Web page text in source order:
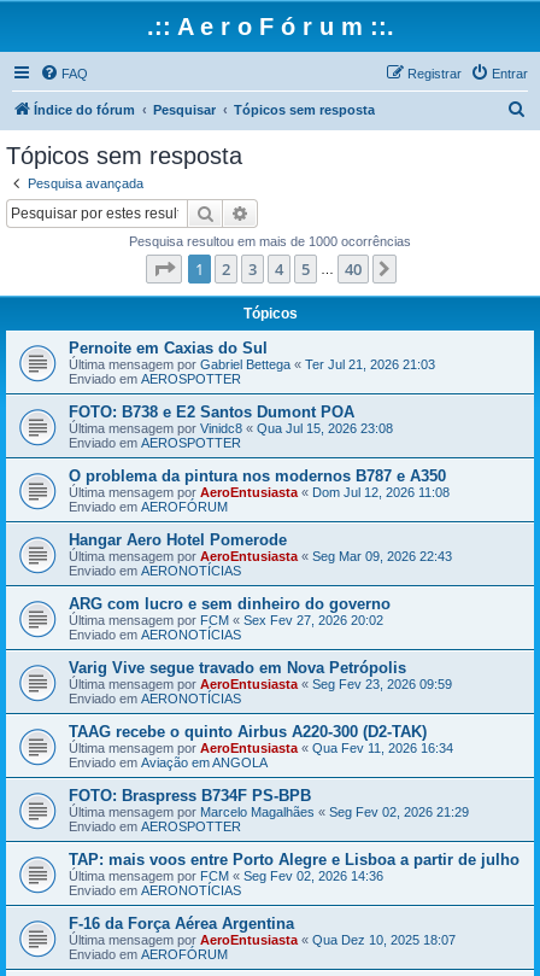
.:: A e r o F ó r u m ::.
FAQ Entrar
Registrar
Índice do fórum Pesquisar Tópicos sem resposta
Tópicos sem resposta
Pesquisa avançada
Pesquisar
Pesquisa resultou em mais de 1000 ocorrências
Página de 40
1 2 3 4 5 40
Tópicos
Pernoite em Caxias do Sul
Última mensagem por Gabriel Bettega « Ter Jul 21, 2026 21:03
Enviado em AEROSPOTTER
FOTO: B738 e E2 Santos Dumont POA
Última mensagem por Vinidc8 « Qua Jul 15, 2026 23:08
Enviado em AEROSPOTTER
O problema da pintura nos modernos B787 e A350
Última mensagem por AeroEntusiasta « Dom Jul 12, 2026 11:08
Enviado em AEROFÓRUM
Hangar Aero Hotel Pomerode
Última mensagem por AeroEntusiasta « Seg Mar 09, 2026 22:43
Enviado em AERONOTÍCIAS
ARG com lucro e sem dinheiro do governo
Última mensagem por FCM « Sex Fev 27, 2026 20:02
Enviado em AERONOTÍCIAS
Varig Vive segue travado em Nova Petrópolis
Última mensagem por AeroEntusiasta « Seg Fev 23, 2026 09:59
Enviado em AERONOTÍCIAS
TAAG recebe o quinto Airbus A220-300 (D2-TAK)
Última mensagem por AeroEntusiasta « Qua Fev 11, 2026 16:34
Enviado em Aviação em ANGOLA
FOTO: Braspress B734F PS-BPB
Última mensagem por Marcelo Magalhães « Seg Fev 02, 2026 21:29
Enviado em AEROSPOTTER
TAP: mais voos entre Porto Alegre e Lisboa a partir de julho
Última mensagem por FCM « Seg Fev 02, 2026 14:36
Enviado em AERONOTÍCIAS
F-16 da Força Aérea Argentina
Última mensagem por AeroEntusiasta « Qua Dez 10, 2025 18:07
Enviado em AEROFÓRUM